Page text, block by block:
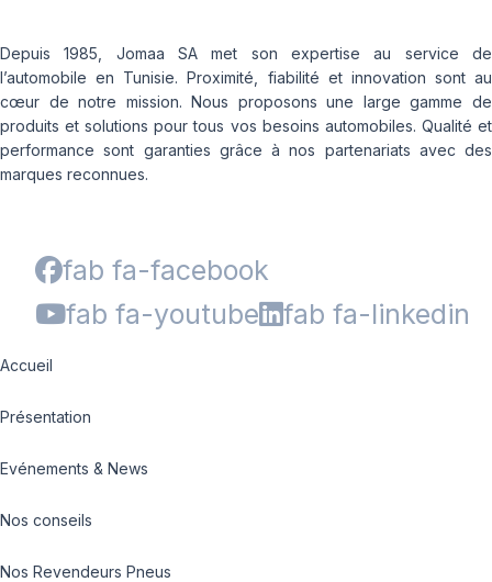
Depuis 1985, Jomaa SA met son expertise au service de
l’automobile en Tunisie. Proximité, fiabilité et innovation sont au
cœur de notre mission. Nous proposons une large gamme de
produits et solutions pour tous vos besoins automobiles. Qualité et
performance sont garanties grâce à nos partenariats avec des
marques reconnues.
fab fa-facebook
fab fa-youtube
fab fa-linkedin
Accueil
Présentation
Evénements & News
Nos conseils
Nos Revendeurs Pneus